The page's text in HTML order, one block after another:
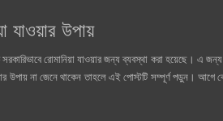
যাওয়ার উপায়
সরকারিভাবে রোমানিয়া যাওয়ার জন্য ব্যবস্থা করা হয়েছে। এ
উপায় না জেনে থাকেন তাহলে এই পোস্টটি সম্পূর্ণ পড়ুন। আগে